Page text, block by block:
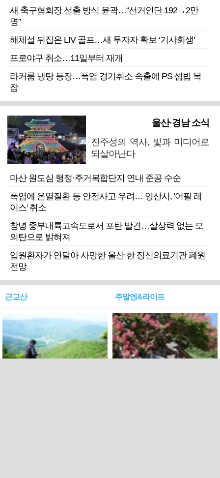
새 축구협회장 선출 방식 윤곽…“선거인단 192→2만
명”
해체설 뒤집은 LIV 골프…새 투자자 확보 ‘기사회생’
프로야구 취소…11일부터 재개
라커룸 냉탕 등장…폭염 경기취소 속출에 PS 셈법 복
잡
울산·경남 소식
진주성의 역사, 빛과 미디어로
되살아난다
마산 원도심 행정·주거복합단지 연내 준공 수순
폭염에 온열질환 등 안전사고 우려… 양산시, '어필 레
이스' 취소
창녕 중부내륙고속도로서 포탄 발견…살상력 없는 모
의탄으로 밝혀져
입원환자가 연달아 사망한 울산 한 정신의료기관 폐원
전망
근교산 주말엔&라이프